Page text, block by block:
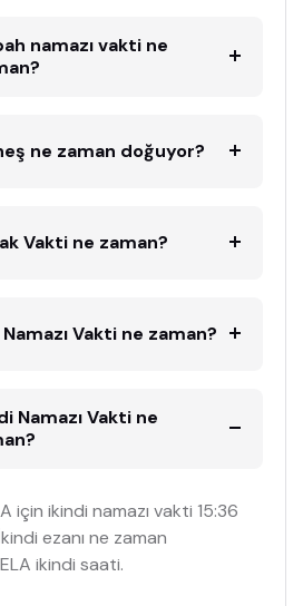
namazı vakti ne
ne zaman doğuyor?
Vakti ne zaman?
Vakti ne zaman?
Namazı Vakti ne
için ikindi namazı vakti 15:36
ezanı ne zaman
ikindi saati.